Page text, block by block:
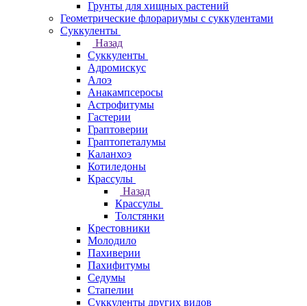
Грунты для хищных растений
Геометрические флорариумы с суккулентами
Суккуленты
Назад
Суккуленты
Адромискус
Алоэ
Анакампсеросы
Астрофитумы
Гастерии
Граптоверии
Граптопеталумы
Каланхоэ
Котиледоны
Крассулы
Назад
Крассулы
Толстянки
Крестовники
Молодило
Пахиверии
Пахифитумы
Седумы
Стапелии
Суккуленты других видов